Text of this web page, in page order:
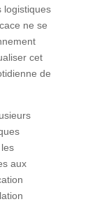
logistiques
ne se
cet
de
aux